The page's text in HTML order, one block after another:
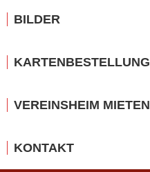
BILDER
KARTENBESTELLUNG
VEREINSHEIM MIETEN
KONTAKT